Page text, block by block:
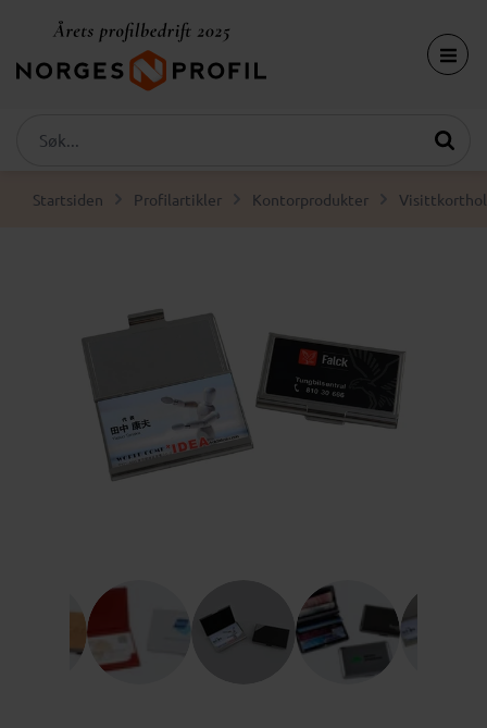
Startsiden Profilartikler Kontorprodukter